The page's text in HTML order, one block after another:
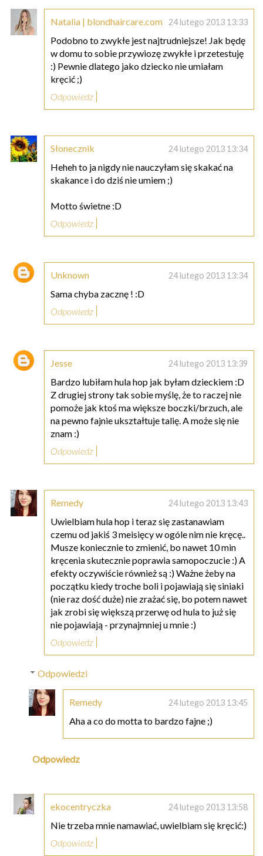
Natalia | blondhaircare.com 24 lutego 2013 13:33
Podobno to zwykłe jest najtrudniejsze! Jak będę
w domu to sobie przywiozę zwykłe i przetestuję
:) Pewnie dlatego jako dziecko nie umiałam
kręcić ;)
Odpowiedz
Słonecznik 24 lutego 2013 13:34
Heheh to ja nigdy nie nauczyłam się skakać na
skakance i do dziś nie umiem ;)
Motto świetne :D
Odpowiedz
Unknown 24 lutego 2013 13:34
Sama chyba zacznę ! :D
Odpowiedz
Jesse 24 lutego 2013 13:39
Bardzo lubiłam hula hop jak byłam dzieckiem :D
Z drugiej strony tak sobie myślę, że to raczej nie
pomoże jak ktoś ma większe boczki/brzuch, ale
na pewno fajnie ukształtuje talię. A może się nie
znam :)
Odpowiedz
Remedy 24 lutego 2013 13:43
Uwielbiam hula hop i teraz się zastanawiam
czemu od jakiś 3 meisięcy w ogóle nim nie kręcę..
Musze koniecznie to zmienić, bo nawet 10 min
kręcenia skutecznie poprawia samopoczucie :) A
efekty oczywiście również są :) Ważne żeby na
początku kiedy troche boli i pojawiają się siniaki
(nie raz dość duże) nie zrażać się, bo potem nawet
jak zrobi się większą przerwę od hula to już się
nie pojawiają - przynajmniej u mnie :)
Odpowiedz
Odpowiedzi
Remedy 24 lutego 2013 13:45
Aha a co do motta to bardzo fajne ;)
Odpowiedz
ekocentryczka 24 lutego 2013 13:58
Nie trzeba mnie namawiać, uwielbiam się kręcić:)
Odpowiedz